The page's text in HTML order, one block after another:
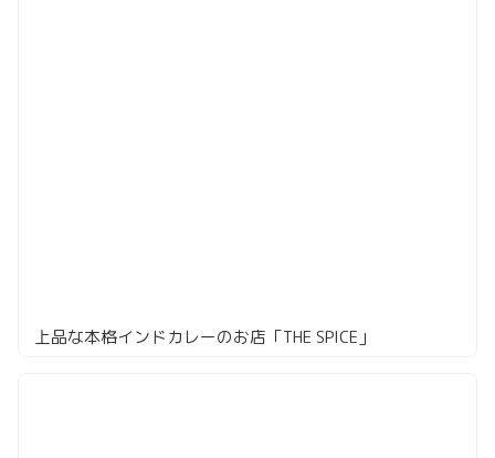
上品な本格インドカレーのお店「THE SPICE」